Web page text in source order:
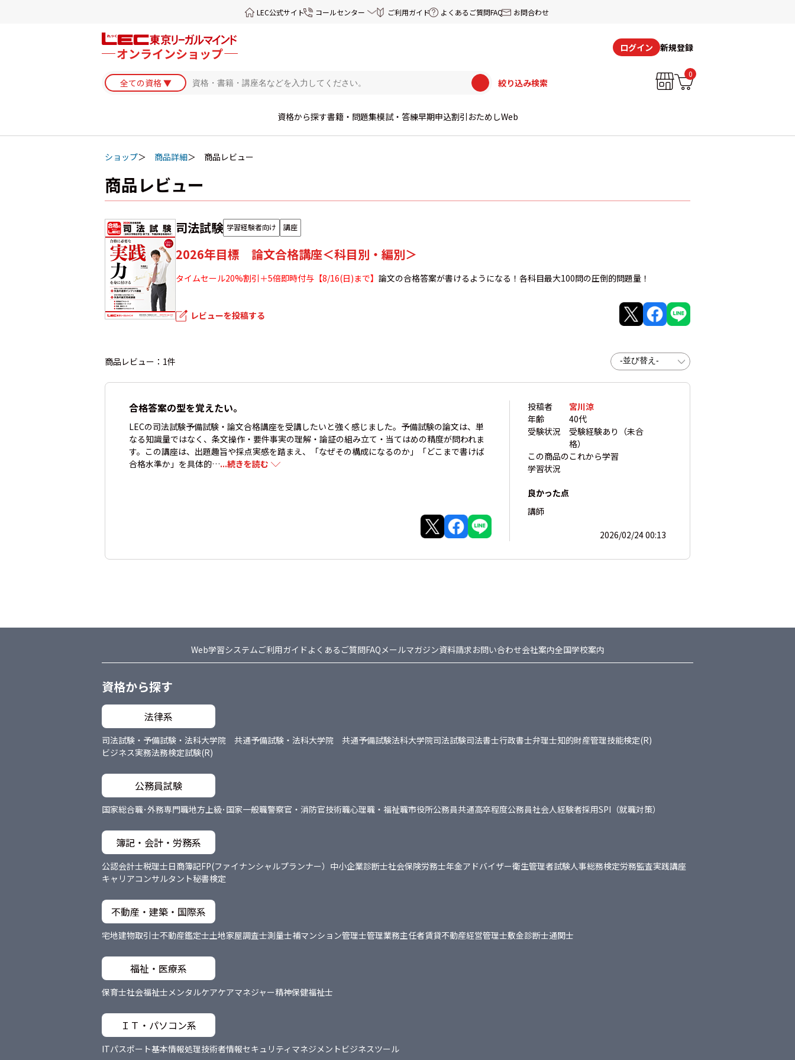
LEC公式サイト コールセンター ご利用ガイド よくあるご質問FAQ お問合わせ
ログイン 新規登録
絞り込み検索
0
資格から探す書籍・問題集模試・答練早期申込割引 おためしWeb
ショップ 商品詳細 商品レビュー
商品レビュー
司法試験 学習経験者向け 講座
2026年目標 論文合格講座＜科目別・編別＞
タイムセール20%割引＋5倍即時付与【8/16(日)まで】 論文の合格答案が書けるようになる！各科目最大100問の圧倒的問題量！
レビューを投稿する
商品レビュー：1件
合格答案の型を覚えたい。
LECの司法試験予備試験・論文合格講座を受講したいと強く感じました。予備試験の論文は、単
なる知識量ではなく、条文操作・要件事実の理解・論証の組み立て・当てはめの精度が問われま
す。この講座は、出題趣旨や採点実感を踏まえ、「なぜその構成になるのか」「どこまで書けば
合格水準か」を具体的…...続きを読む
投稿者
宮川涼
年齢
40代
受験状況
受験経験あり（未合
格）
この商品の
学習状況
これから学習
良かった点
講師
2026/02/24 00:13
Web学習システムご利用ガイド よくあるご質問FAQメールマガジン資料請求お問い合わせ会社案内全国学校案内
資格から探す
法律系
司法試験・予備試験・法科大学院 共通予備試験・法科大学院 共通予備試験法科大学院司法試験司法書士行政書士弁理士知的財産管理技能検定(R)
ビジネス実務法務検定試験(R)
公務員試験
国家総合職･外務専門職地方上級･国家一般職警察官・消防官技術職心理職・福祉職市役所公務員共通高卒程度公務員社会人経験者採用SPI（就職対策）
簿記・会計・労務系
公認会計士税理士日商簿記FP(ファイナンシャルプランナー） 中小企業診断士社会保険労務士年金アドバイザー衛生管理者試験人事総務検定労務監査実践講座
キャリアコンサルタント秘書検定
不動産・建築・国際系
宅地建物取引士不動産鑑定士土地家屋調査士測量士補マンション管理士管理業務主任者賃貸不動産経営管理士敷金診断士通関士
福祉・医療系
保育士社会福祉士メンタルケアケアマネジャー精神保健福祉士
ＩＴ・パソコン系
ITパスポート基本情報処理技術者情報セキュリティマネジメント ビジネスツール